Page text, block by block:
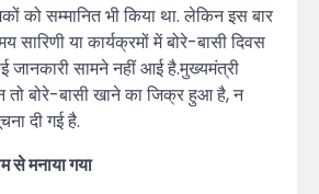
को सम्मानित भी किया था. लेकिन इस बार
या कार्यक्रमों में बोरे-बासी दिवस
सामने नहीं आई है.मुख्यमंत्री
तो बोरे-बासी खाने का जिक्र हुआ है, न
दी गई है.
से मनाया गया